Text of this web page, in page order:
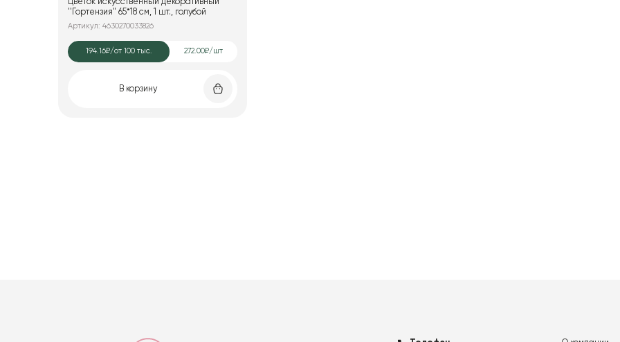
Цветок искусственный декоративный
''Гортензия" 65*18 см, 1 шт., голубой
Артикул: 4630270033826
194.16₽/от 100 тыс. 272.00₽/шт
В корзину